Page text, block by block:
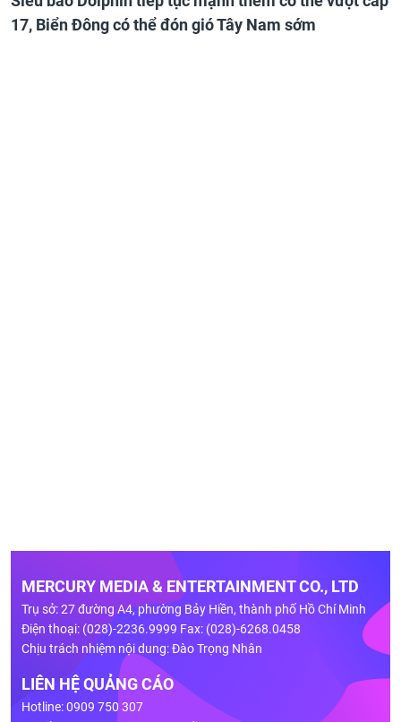
17, Biển Đông có thể đón gió Tây Nam sớm
MERCURY MEDIA & ENTERTAINMENT CO., LTD
Trụ sở: 27 đường A4, phường Bảy Hiền, thành phố Hồ Chí Minh
Điện thoại: (028)-2236.9999 Fax: (028)-6268.0458
Chịu trách nhiệm nội dung: Đào Trọng Nhân
LIÊN HỆ QUẢNG CÁO
Hotline: 0909 750 307